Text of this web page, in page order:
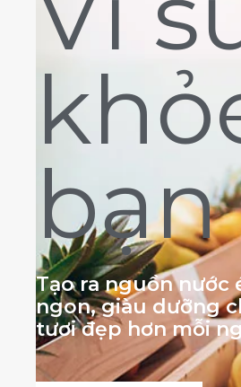
bạn
Tạo ra nguồn nước
ngon, giàu dưỡng
tươi đẹp hơn mỗi